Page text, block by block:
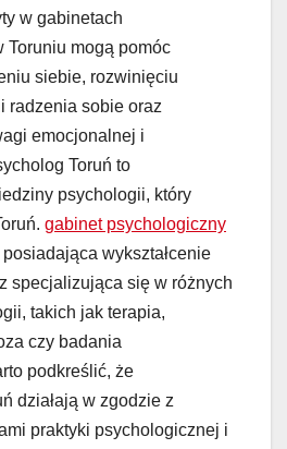
w gabinetach
Toruniu mogą pomóc
siebie, rozwinięciu
radzenia sobie oraz
emocjonalnej i
Toruń to
psychologii, który
gabinet psychologiczny
wykształcenie
specjalizująca się w różnych
takich jak terapia,
czy badania
podkreślić, że
działają w zgodzie z
praktyki psychologicznej i